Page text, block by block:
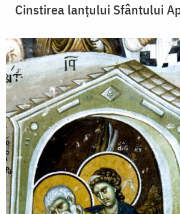
Cinstirea lanțului Sfântului